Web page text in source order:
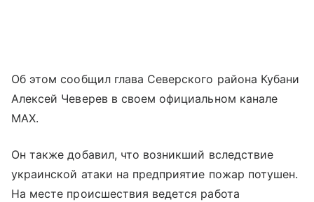
Об этом сообщил глава Северского района Кубани
Алексей Чеверев в своем официальном канале
MAX.
Он также добавил, что возникший вследствие
украинской атаки на предприятие пожар потушен.
На месте происшествия ведется работа